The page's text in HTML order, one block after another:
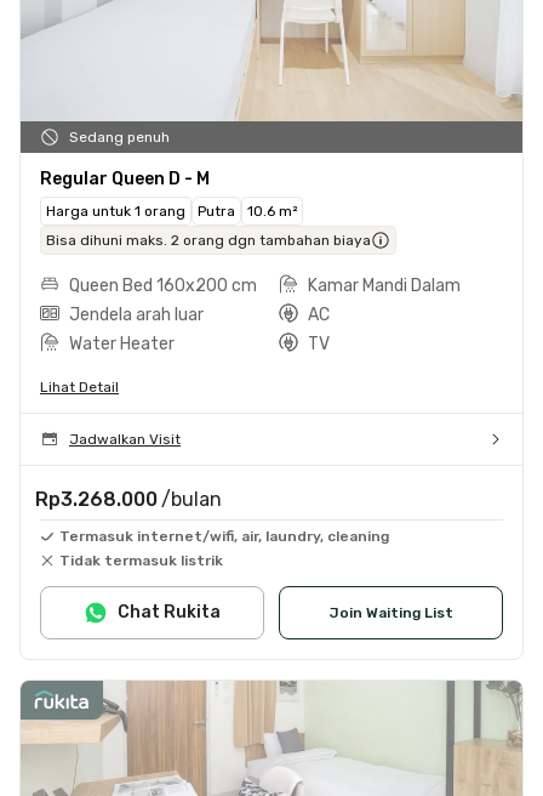
Sedang penuh
Regular Queen D - M
Harga untuk 1 orang Putra
10.6 m²
Bisa dihuni maks. 2 orang dgn tambahan biaya
Queen Bed 160x200 cm
Kamar Mandi Dalam
Jendela arah luar
AC
Water Heater
TV
Lihat Detail
Jadwalkan Visit
Rp3.268.000 /bulan
Termasuk internet/wifi, air, laundry, cleaning
Tidak termasuk listrik
Join Waiting List
Chat Rukita